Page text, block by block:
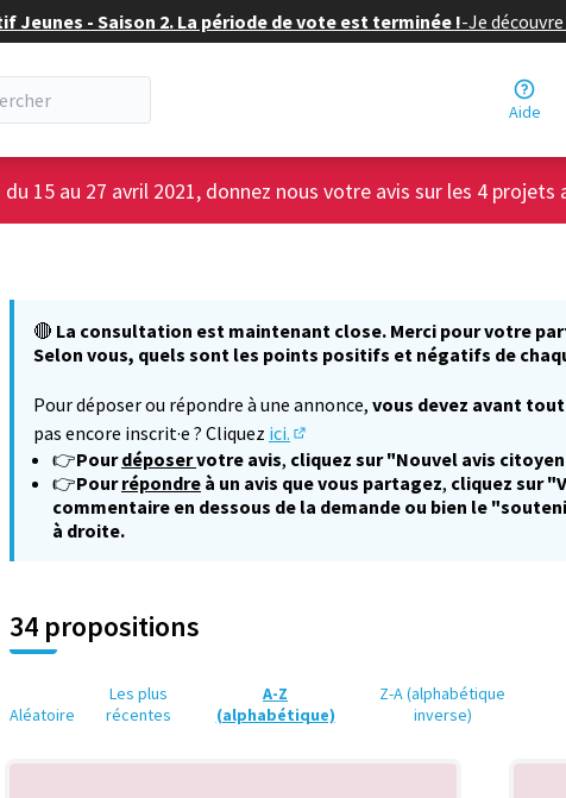
- Saison 2. La période de vote est terminée !-Je
Aide
15 au 27 avril 2021, donnez nous votre avis sur les 4 projets
🔴 La consultation est maintenant close. Merci pour votre
Selon vous, quels sont les points positifs et négatifs de
Pour déposer ou répondre à une annonce, vous devez avant
pas encore inscrit·e ? Cliquez ici.
(S'ouvre dans un nouvel onglet)
👉Pourdéposervotre avis, cliquez sur "Nouvel avis
👉Pourrépondre à un avis que vous partagez, cliquez sur
commentaire en dessous de la demande ou bien le
à droite.
34 propositions
Aléatoire
Les plus
récentes
A-Z
(alphabétique)
Z-A (alphabétique
inverse)